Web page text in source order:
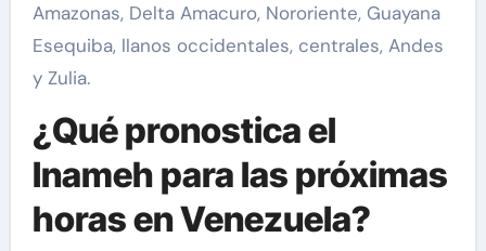
Amazonas, Delta Amacuro, Nororiente, Guayana
Esequiba, llanos occidentales, centrales, Andes
y Zulia.
¿Qué pronostica el
Inameh para las próximas
horas en Venezuela?